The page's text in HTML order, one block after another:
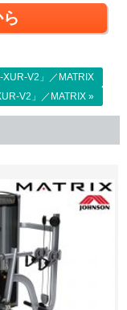
V2」／MATRIX
V2」／MATRIX »